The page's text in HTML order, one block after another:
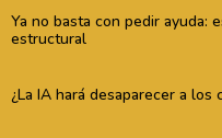
Ya no basta con pedir ayuda:
estructural
¿La IA hará desaparecer a los